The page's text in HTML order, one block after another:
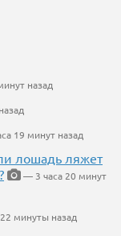
назад
19 минут назад
лошадь ляжет
— 3 часа 20 минут
минуты назад